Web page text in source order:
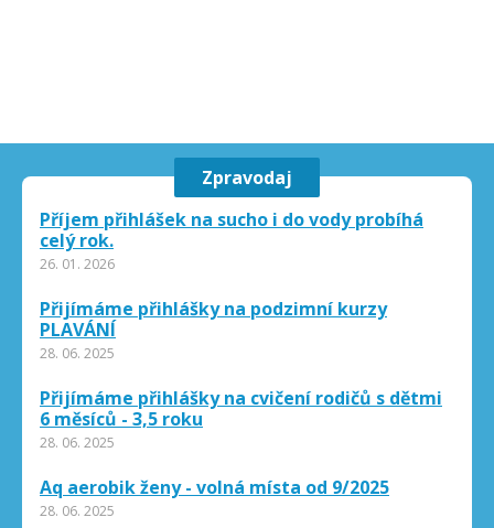
Zpravodaj
Příjem přihlášek na sucho i do vody probíhá
celý rok.
26. 01. 2026
Přijímáme přihlášky na podzimní kurzy
PLAVÁNÍ
28. 06. 2025
Přijímáme přihlášky na cvičení rodičů s dětmi
6 měsíců - 3,5 roku
28. 06. 2025
Aq aerobik ženy - volná místa od 9/2025
28. 06. 2025